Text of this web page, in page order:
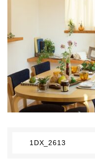
1DX_2613